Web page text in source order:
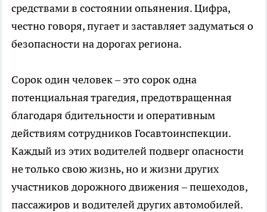
средствами в состоянии опьянения. Цифра,
честно говоря, пугает и заставляет задуматься о
безопасности на дорогах региона.
Сорок один человек – это сорок одна
потенциальная трагедия, предотвращенная
благодаря бдительности и оперативным
действиям сотрудников Госавтоинспекции.
Каждый из этих водителей подверг опасности
не только свою жизнь, но и жизни других
участников дорожного движения – пешеходов,
пассажиров и водителей других автомобилей.